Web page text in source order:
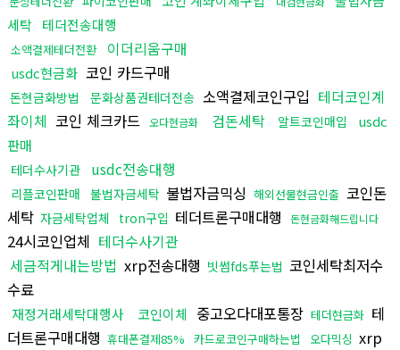
세탁 테더전송대행
소액결제테더전환 이더리움구매
usdc현금화 코인 카드구매
돈현금화방법 문화상품권테더전송 소액결제코인구입 테더코인계
좌이체 코인 체크카드 오다현금화 검돈세탁 알트코인매입
usdc
판매
테더수사기관 usdc전송대행
리플코인판매 불법자금세탁 불법자금믹싱 해외선물현금인출 코인돈
세탁 자금세탁업체 tron구입 테더트론구매대행 돈현금화해드립니다
24시코인업체 테더수사기관
세금적게내는방법 xrp전송대행 빗썸fds푸는법 코인세탁최저수
수료
재정거래세탁대행사 코인이체 중고오다대포통장 테더현금화 테
더트론구매대행 휴대폰결제85% 카드로코인구매하는법 오다믹싱 xrp